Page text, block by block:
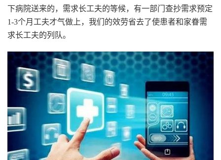
下病院送来的，需求长工夫的等候，有一部门查抄需求预定
1-3个月工夫才气做上，我们的效劳省去了使患者和家眷需
求长工夫的列队。